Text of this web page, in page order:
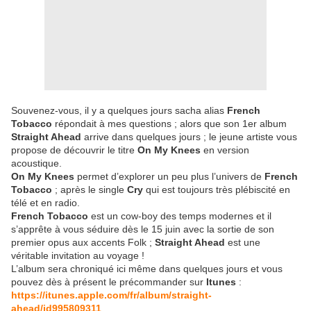
Souvenez-vous, il y a quelques jours sacha alias French
Tobacco répondait à mes questions ; alors que son 1er album
Straight Ahead arrive dans quelques jours ; le jeune artiste vous
propose de découvrir le titre On My Knees en version
acoustique.
On My Knees permet d’explorer un peu plus l’univers de French
Tobacco ; après le single Cry qui est toujours très plébiscité en
télé et en radio.
French Tobacco est un cow-boy des temps modernes et il
s’apprête à vous séduire dès le 15 juin avec la sortie de son
premier opus aux accents Folk ; Straight Ahead est une
véritable invitation au voyage !
L’album sera chroniqué ici même dans quelques jours et vous
pouvez dès à présent le précommander sur Itunes :
https://itunes.apple.com/fr/album/straight-
ahead/id995809311